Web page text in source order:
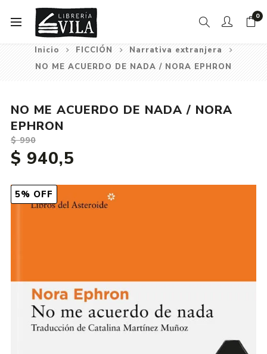
0
Inicio FICCIÓN
Narrativa extranjera
NO ME ACUERDO DE NADA / NORA EPHRON
5% OFF
NO ME ACUERDO DE NADA / NORA
EPHRON
$ 990
$ 940,5